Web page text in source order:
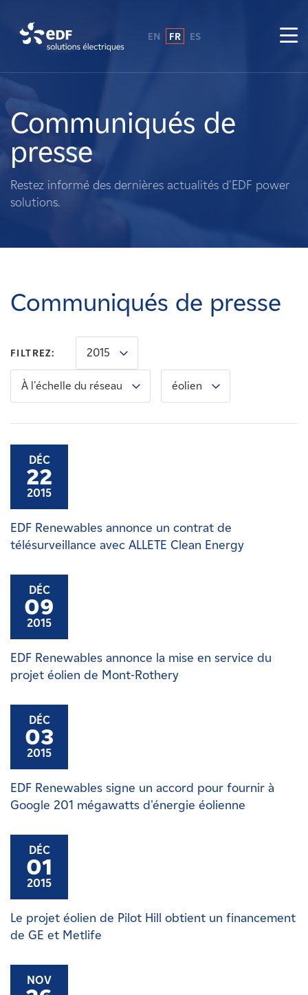
A propos de nous
Ce que nous faisons
Propriétaires fonciers
Carrières
Nouvelles
Contactez-nous
EN FR ES
Communiqués de
presse
Restez informé des dernières actualités d'EDF power
solutions.
Communiqués de presse
FILTREZ: 2015
À l'échelle du réseau éolien
DÉC
22
2015
EDF Renewables annonce un contrat de
télésurveillance avec ALLETE Clean Energy
DÉC
09
2015
EDF Renewables annonce la mise en service du
projet éolien de Mont-Rothery
DÉC
03
2015
EDF Renewables signe un accord pour fournir à
Google 201 mégawatts d'énergie éolienne
DÉC
01
2015
Le projet éolien de Pilot Hill obtient un financement
de GE et Metlife
NOV